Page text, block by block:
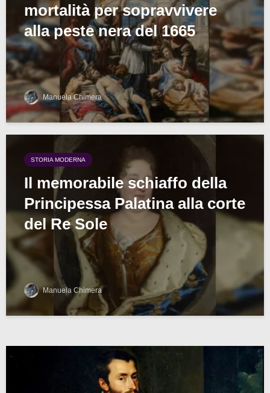
mortalità per sopravvivere
alla peste nera del 1665
Manuela Chimera
STORIA MODERNA
Il memorabile schiaffo della
Principessa Palatina alla corte
del Re Sole
Manuela Chimera